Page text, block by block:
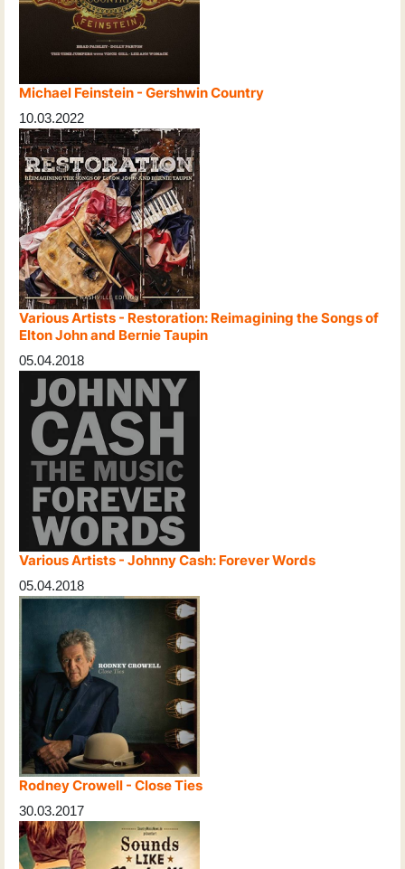
Michael Feinstein - Gershwin Country
10.03.2022
Various Artists - Restoration: Reimagining the Songs of
Elton John and Bernie Taupin
05.04.2018
Various Artists - Johnny Cash: Forever Words
05.04.2018
Rodney Crowell - Close Ties
30.03.2017